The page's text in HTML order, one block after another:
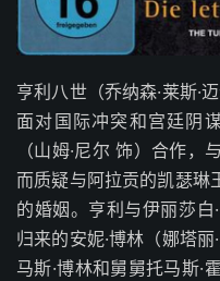
亨利八世（乔纳森·莱斯·
面对国际冲突和宫廷阴
（山姆·尼尔 饰）合作
而质疑与阿拉贡的凯瑟琳
的婚姻。亨利与伊丽莎
归来的安妮·博林（娜塔
马斯·博林和舅舅托马斯·